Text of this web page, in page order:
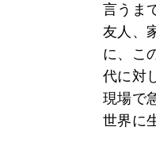
言うま
友人、
に、こ
代に対
現場で
世界に